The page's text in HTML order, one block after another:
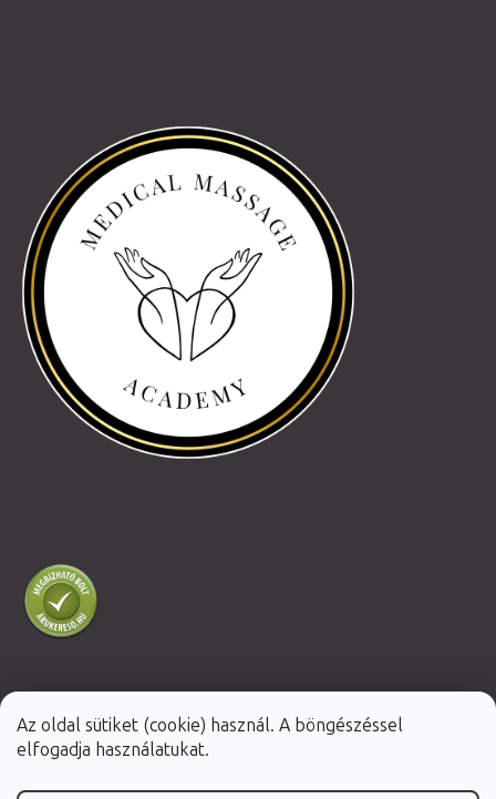
Az oldal sütiket (cookie) használ. A böngészéssel
elfogadja használatukat.
Shoptet Premium készítette